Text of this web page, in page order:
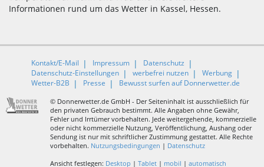
Informationen rund um das Wetter in Kassel, Hessen.
Kontakt/E-Mail Impressum
Datenschutz
Datenschutz-Einstellungen
werbefrei nutzen
Werbung
Wetter-B2B
Presse Bewusst surfen auf Donnerwetter.de
© Donnerwetter.de GmbH - Der Seiteninhalt ist ausschließlich für
den privaten Gebrauch bestimmt. Alle Angaben ohne Gewähr,
Fehler und Irrtümer vorbehalten. Jede weitergehende, kommerzielle
oder nicht kommerzielle Nutzung, Veröffentlichung, Aushang oder
Sendung ist nur mit schriftlicher Zustimmung gestattet. Alle Rechte
vorbehalten. Nutzungsbedingungen | Datenschutz
Ansicht festlegen: Desktop | Tablet| mobil | automatisch